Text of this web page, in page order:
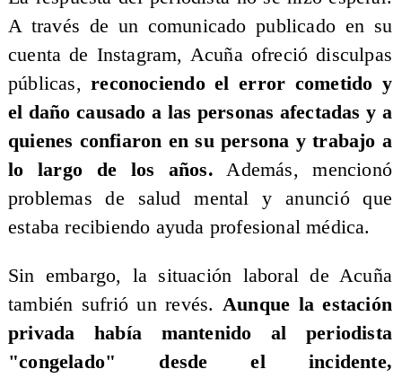
A través de un comunicado publicado en su
cuenta de Instagram, Acuña ofreció disculpas
públicas,reconociendo el error cometido y
el daño causado a las personas afectadas y a
quienes confiaron en su persona y trabajo a
lo largo de los años. Además, mencionó
problemas de salud mental y anunció que
estaba recibiendo ayuda profesional médica.
Sin embargo, la situación laboral de Acuña
también sufrió un revés. Aunque la estación
privada había mantenido al periodista
"congelado" desde el incidente,